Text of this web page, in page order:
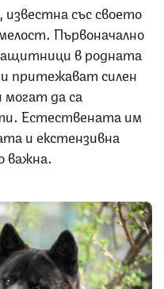
със своето
Първоначално
в родната
притежават силен
да са
Естествената им
и екстензивна
важна.